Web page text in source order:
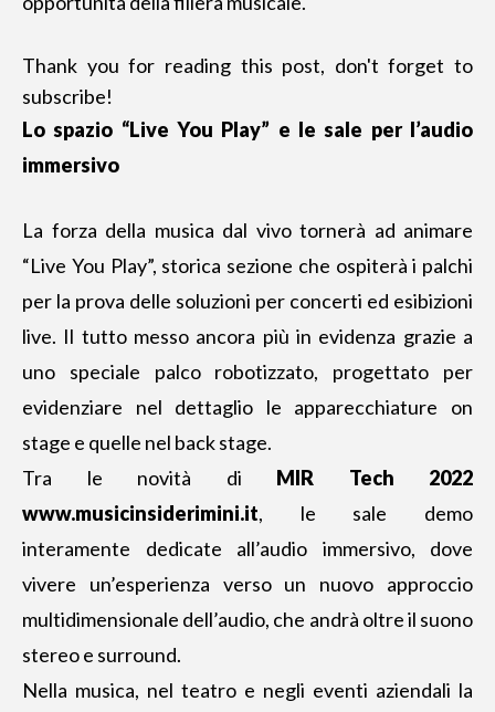
Thank you for reading this post, don't forget to
subscribe!
Lo spazio “Live You Play” e le sale per l’audio
immersivo
La forza della musica dal vivo tornerà ad animare
“Live You Play”, storica sezione che ospiterà i palchi
per la prova delle soluzioni per concerti ed esibizioni
live. Il tutto messo ancora più in evidenza grazie a
uno speciale palco robotizzato, progettato per
evidenziare nel dettaglio le apparecchiature on
stage e quelle nel back stage.
Tra le novità di MIR Tech 2022
www.musicinsiderimini.it, le sale demo
interamente dedicate all’audio immersivo, dove
vivere un’esperienza verso un nuovo approccio
multidimensionale dell’audio, che andrà oltre il suono
stereo e surround.
Nella musica, nel teatro e negli eventi aziendali la